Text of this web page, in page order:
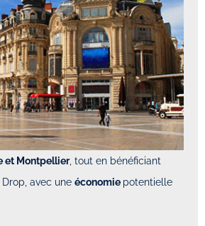
et Montpellier, tout en bénéficiant
avec une économie potentielle